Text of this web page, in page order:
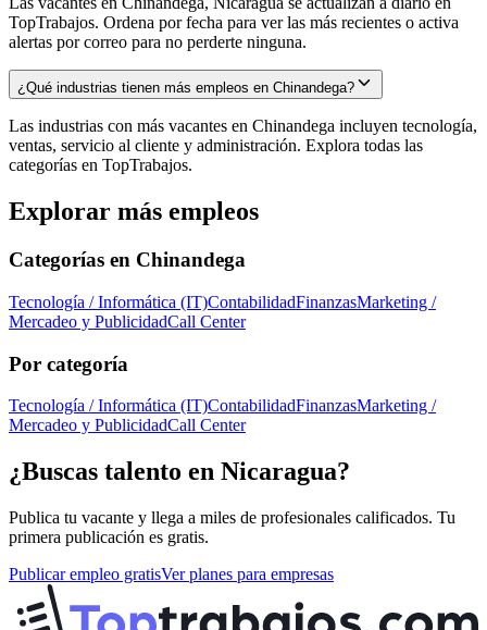
TopTrabajos. Ordena por fecha para ver las más recientes o activa
alertas por correo para no perderte ninguna.
¿Qué industrias tienen más empleos en Chinandega?
Las industrias con más vacantes en Chinandega incluyen tecnología,
ventas, servicio al cliente y administración. Explora todas las
categorías en TopTrabajos.
Explorar más empleos
Categorías en Chinandega
Tecnología / Informática (IT)ContabilidadFinanzasMarketing /
Mercadeo y PublicidadCall Center
Por categoría
Tecnología / Informática (IT)ContabilidadFinanzasMarketing /
Mercadeo y PublicidadCall Center
¿Buscas talento en Nicaragua?
Publica tu vacante y llega a miles de profesionales calificados. Tu
primera publicación es gratis.
Publicar empleo gratisVer planes para empresas